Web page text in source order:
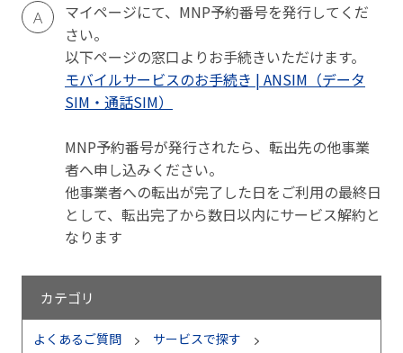
A
マイページにて、MNP予約番号を発行してくだ
さい。
以下ページの窓口よりお手続きいただけます。
モバイルサービスのお手続き | ANSIM（データ
SIM・通話SIM）
MNP予約番号が発行されたら、転出先の他事業
者へ申し込みください。
他事業者への転出が完了した日をご利用の最終日
として、転出完了から数日以内にサービス解約と
なります
カテゴリ
よくあるご質問
サービスで探す